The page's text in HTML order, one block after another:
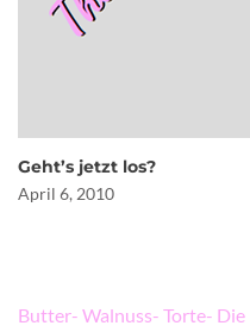
Geht’s jetzt los?
April 6, 2010
Beitragsnavigation
Butter- Walnuss- Torte- Die